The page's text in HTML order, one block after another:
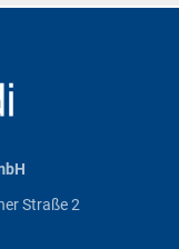
Straße 2